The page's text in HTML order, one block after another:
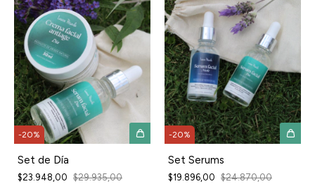
-20%
Set de Día
$23.948,00 $29.935,00
-20%
Set Serums
$19.896,00 $24.870,00